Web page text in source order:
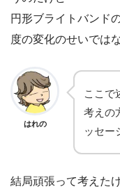
円形ブライトバンド
度の変化のせいでは
はれの
ここで
考えの
ッセー
結局頑張って考えた